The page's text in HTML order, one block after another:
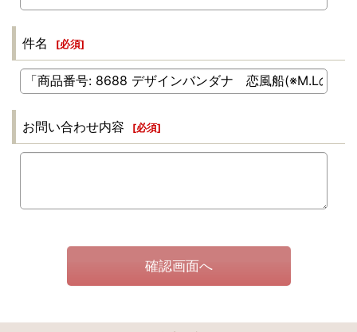
件名 [必須]
お問い合わせ内容 [必須]
確認画面へ